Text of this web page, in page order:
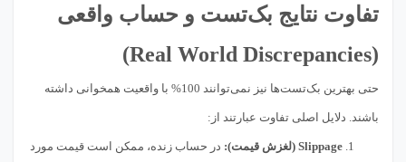
تفاوت نتایج بک‌تست و حساب واقعی
(Real World Discrepancies)
حتی بهترین بک‌تست‌ها نیز نمی‌توانند 100% با واقعیت همخوانی داشته
باشند. دلایل اصلی تفاوت عبارتند از:
Slippage (لغزش قیمت): در حساب زنده، ممکن است قیمت مورد